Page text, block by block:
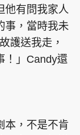
他有問我家人
事，當時我未
護送我走，
！」Candy還
本，不是不肯